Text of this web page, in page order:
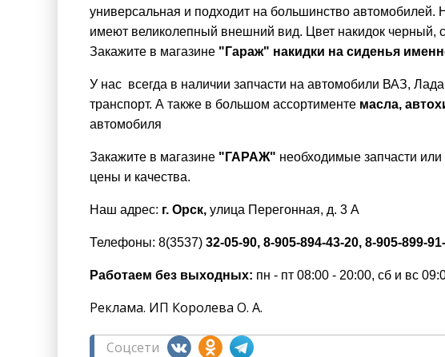
универсальная и подходит на большинство
имеют великолепный внешний вид. Цвет накидок
Закажите в магазине "Гараж" накидки на сиденья
У нас всегда в наличии запчасти на автомобили ВАЗ,
транспорт. А также в большом ассортименте масла,
автомобиля
Закажите в магазине "ГАРАЖ" необходимые запчасти
цены и качества.
Наш адрес: г. Орск, улица Перегонная, д. 3 А
Телефоны: 8(3537) 32-05-90, 8-905-894-43-20, 8-905-899-
Работаем без выходных: пн - пт 08:00 - 20:00, сб и вс
Реклама. ИП Королева О. А.
Соцсети